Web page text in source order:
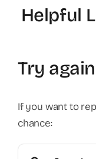
Contact
Français
Helpful
Try again
If you want to
chance:
Search